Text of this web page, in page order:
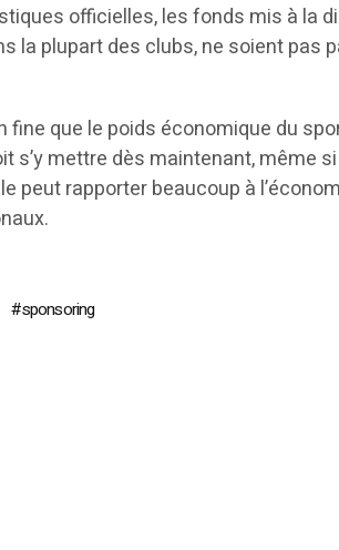
officielles, les fonds mis à la
la plupart des clubs, ne soient pas
fine que le poids économique du
s’y mettre dès maintenant,
peut rapporter beaucoup à
sponsoring